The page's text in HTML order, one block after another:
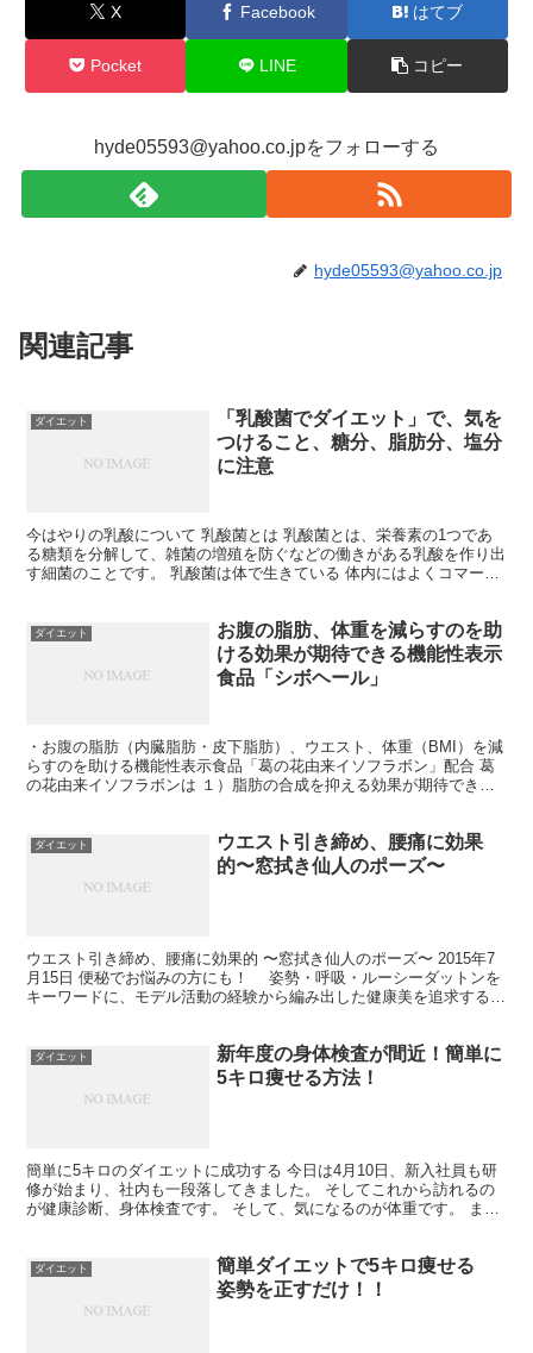
X Facebook はてブ
Pocket LINE コピー
hyde05593@yahoo.co.jpをフォローする
hyde05593@yahoo.co.jp
関連記事
ダイエット
「乳酸菌でダイエット」で、気を
つけること、糖分、脂肪分、塩分
に注意
今はやりの乳酸について 乳酸菌とは 乳酸菌とは、栄養素の1つであ
る糖類を分解して、雑菌の増殖を防ぐなどの働きがある乳酸を作り出
す細菌のことです。 乳酸菌は体で生きている 体内にはよくコマーシ
ダイエット
お腹の脂肪、体重を減らすのを助
ける効果が期待できる機能性表示
食品「シボヘール」
・お腹の脂肪（内臓脂肪・皮下脂肪）、ウエスト、体重（BMI）を減
らすのを助ける機能性表示食品「葛の花由来イソフラボン」配合 葛
の花由来イソフラボンは １）脂肪の合成を抑える効果が期待できる
ダイエット
ウエスト引き締め、腰痛に効果
的〜窓拭き仙人のポーズ〜
ウエスト引き締め、腰痛に効果的 〜窓拭き仙人のポーズ〜 2015年7
月15日 便秘でお悩みの方にも！ 姿勢・呼吸・ルーシーダットンを
キーワードに、モデル活動の経験から編み出した健康美を追求するダ
ダイエット
新年度の身体検査が間近！簡単に
5キロ痩せる方法！
簡単に5キロのダイエットに成功する 今日は4月10日、新入社員も研
修が始まり、社内も一段落してきました。 そしてこれから訪れるの
が健康診断、身体検査です。 そして、気になるのが体重です。 まだ
ダイエット
簡単ダイエットで5キロ痩せる
姿勢を正すだけ！！